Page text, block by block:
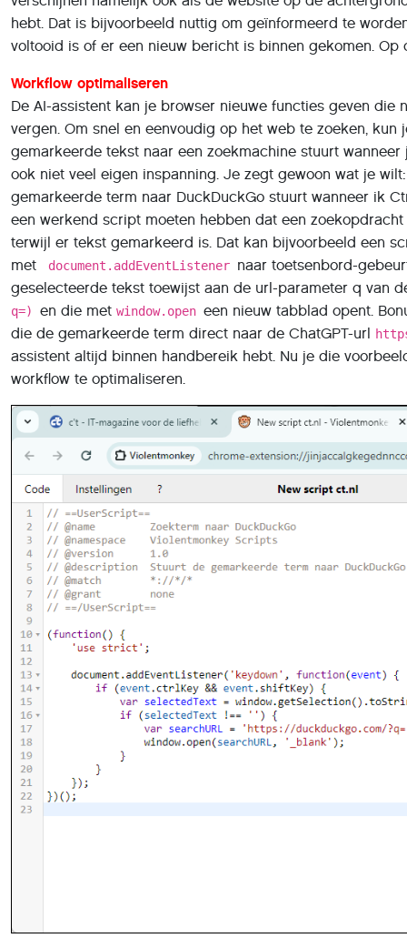
Via de code-editor voeg je userscripts toe en bewerk je ze
Synchronisatie en mobiel gebruik
Als je tevreden bent met je scripts, kun je je creaties via
zipbestand bewaren. Voor gebruik op meerdere
beter geschikt. Die functie ondersteunt Dropbox, Google
Ook op smartphones en tablets kun je je scripts
extensie eenvoudig installeren vanuit de add-ons-
Userscripts. Die is ook te gebruiken met de macOS-
is.